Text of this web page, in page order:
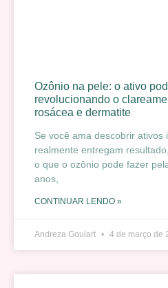
Ozônio na pele: o ativo
revolucionando o
rosácea e dermatite
Se você ama descobrir ativos
realmente entregam
o que o ozônio pode fazer
anos,
CONTINUAR LENDO »
Andreza Goulart 4 de março de